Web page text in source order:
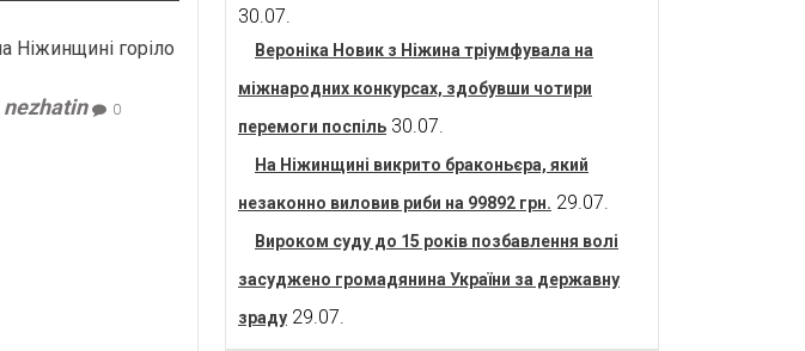
Ніжинщині горіло
nezhatin 0
30.07.
Вероніка Новик з Ніжина тріумфувала на
міжнародних конкурсах, здобувши чотири
перемоги поспіль 30.07.
На Ніжинщині викрито браконьєра, який
незаконно виловив риби на 99892 грн. 29.07.
Вироком суду до 15 років позбавлення волі
засуджено громадянина України за державну
зраду 29.07.